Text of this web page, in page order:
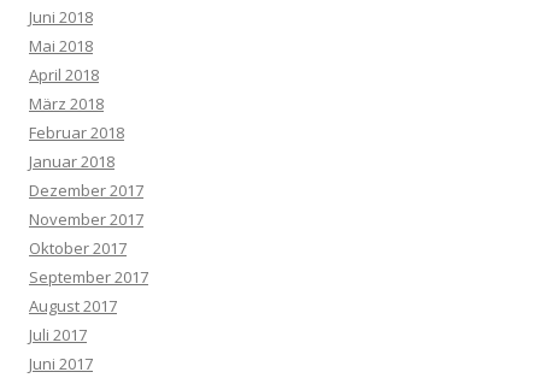
Juni 2018
Mai 2018
April 2018
März 2018
Februar 2018
Januar 2018
Dezember 2017
November 2017
Oktober 2017
September 2017
August 2017
Juli 2017
Juni 2017